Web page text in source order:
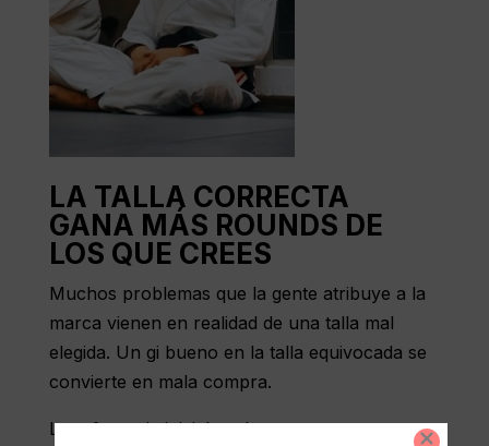
LA TALLA CORRECTA
GANA MÁS ROUNDS DE
LOS QUE CREES
Muchos problemas que la gente atribuye a la
marca vienen en realidad de una talla mal
elegida. Un gi bueno en la talla equivocada se
convierte en mala compra.
La referencia inicial suele ser tu peso y